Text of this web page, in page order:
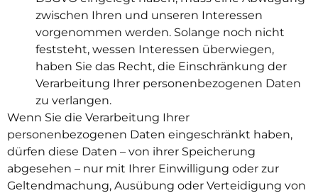
zwischen Ihren und unseren Interessen
vorgenommen werden. Solange noch nicht
feststeht, wessen Interessen überwiegen,
haben Sie das Recht, die Einschränkung der
Verarbeitung Ihrer personenbezogenen Daten
zu verlangen.
Wenn Sie die Verarbeitung Ihrer
personenbezogenen Daten eingeschränkt haben,
dürfen diese Daten – von ihrer Speicherung
abgesehen – nur mit Ihrer Einwilligung oder zur
Geltendmachung, Ausübung oder Verteidigung von